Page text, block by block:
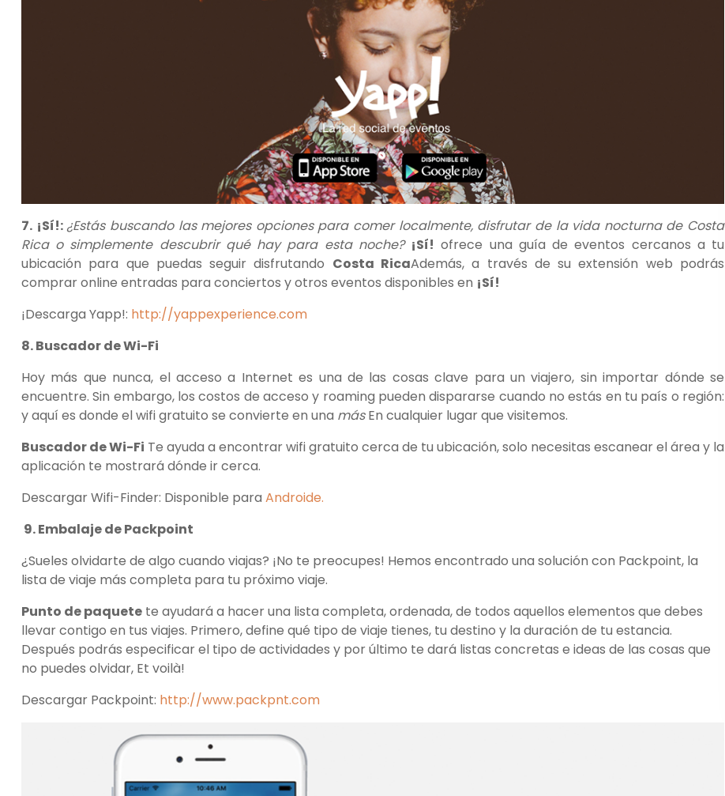
7. ¡Sí!: ¿Estás buscando las mejores opciones para comer localmente, disfrutar de la vida nocturna de Costa
Rica o simplemente descubrir qué hay para esta noche? ¡Sí! ofrece una guía de eventos cercanos a tu
ubicación para que puedas seguir disfrutando Costa RicaAdemás, a través de su extensión web podrás
comprar online entradas para conciertos y otros eventos disponibles en ¡Sí!
¡Descarga Yapp!: http://yappexperience.com
8. Buscador de Wi-Fi
Hoy más que nunca, el acceso a Internet es una de las cosas clave para un viajero, sin importar dónde se
encuentre. Sin embargo, los costos de acceso y roaming pueden dispararse cuando no estás en tu país o región:
y aquí es donde el wifi gratuito se convierte en una másEn cualquier lugar que visitemos.
Buscador de Wi-Fi Te ayuda a encontrar wifi gratuito cerca de tu ubicación, solo necesitas escanear el área y la
aplicación te mostrará dónde ir cerca.
Descargar Wifi-Finder: Disponible para Androide.
9. Embalaje de Packpoint
¿Sueles olvidarte de algo cuando viajas? ¡No te preocupes! Hemos encontrado una solución con Packpoint, la
lista de viaje más completa para tu próximo viaje.
Punto de paquete te ayudará a hacer una lista completa, ordenada, de todos aquellos elementos que debes
llevar contigo en tus viajes. Primero, define qué tipo de viaje tienes, tu destino y la duración de tu estancia.
Después podrás especificar el tipo de actividades y por último te dará listas concretas e ideas de las cosas que
no puedes olvidar, Et voilà!
Descargar Packpoint: http://www.packpnt.com